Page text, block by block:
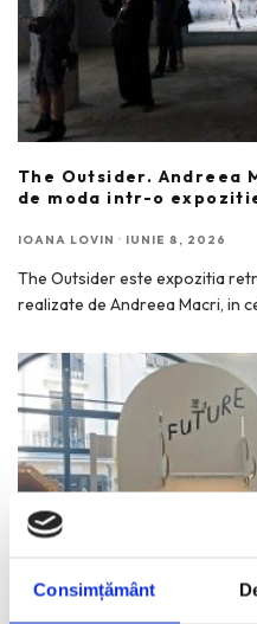
Consimțământ
The Outsider. Andreea
de moda intr-o
IOANA LOVIN · IUNIE 8, 2026
The Outsider este expozitia
realizate de Andreea Macri, in